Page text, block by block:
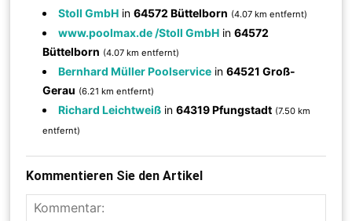
Stoll GmbH in64572 Büttelborn (4.07 km entfernt)
www.poolmax.de /Stoll GmbH in64572
Büttelborn (4.07 km entfernt)
Bernhard Müller Poolservice in64521 Groß-
Gerau (6.21 km entfernt)
Richard Leichtweiß in64319 Pfungstadt (7.50 km
entfernt)
Kommentieren Sie den Artikel